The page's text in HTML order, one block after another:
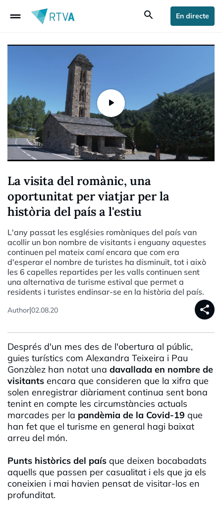
drag_handle search En directe
La visita del romànic, una
oportunitat per viatjar per la
història del país a l'estiu
L'any passat les esglésies romàniques del país van
acollir un bon nombre de visitants i enguany aquestes
continuen pel mateix camí encara que com era
d'esperar el nombre de turistes ha disminuït, tot i això
les 6 capelles repartides per les valls continuen sent
una alternativa de turisme estival que permet a
residents i turistes endinsar-se en la història del país.
Author|02.08.20 share
Després d'un mes des de l'obertura al públic,
guies turístics com Alexandra Teixeira i Pau
Gonzàlez han notat una davallada en nombre de
visitants encara que consideren que la xifra que
solen enregistrar diàriament continua sent bona
tenint en compte les circumstàncies actuals
marcades per la pandèmia de la Covid-19 que
han fet que el turisme en general hagi baixat
arreu del món.
Punts històrics del país que deixen bocabadats
aquells que passen per casualitat i els que ja els
coneixien i mai havien pensat de visitar-los en
profunditat.